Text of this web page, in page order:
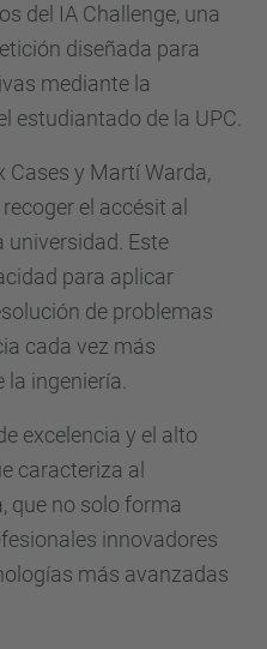
del IA Challenge, una
diseñada para
mediante la
estudiantado de la UPC.
Cases y Martí Warda,
el accésit al
universidad. Este
para aplicar
de problemas
cada vez más
ingeniería.
excelencia y el alto
caracteriza al
que no solo forma
innovadores
más avanzadas